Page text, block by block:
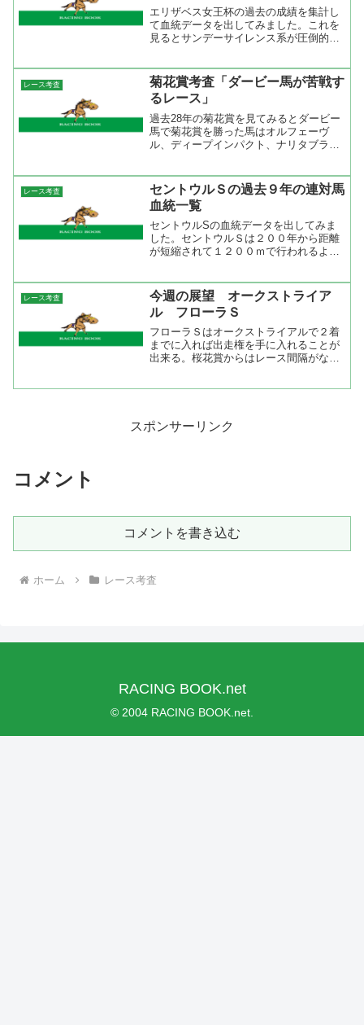
エリザベス女王杯の過去の成績を集計し
て血統データを出してみました。これを
見るとサンデーサイレンス系が圧倒的に
サイレンス系の次に成績がいいのが
NorthernDancer...
レース考査
菊花賞考査「ダービー馬が苦戦す
るレース」
過去28年の菊花賞を見てみるとダービー
馬で菊花賞を勝った馬はオルフェーヴ
ル、ディープインパクト、ナリタブライ
マ3秒以上の差を付けて楽勝だったこ
と。2冠馬でダービーに挑...
レース考査
セントウルＳの過去９年の連対馬
血統一覧
セントウルSの血統データを出してみま
した。セントウルＳは２００年から距離
が短縮されて１２００ｍで行われるよう
６年中京開催を除く８年、連対馬血統一
覧は２００６年の中京開催...
レース考査
今週の展望 オークストライア
ル フローラＳ
フローラＳはオークストライアルで２着
までに入れば出走権を手に入れることが
出来る。桜花賞からはレース間隔がない
スポンサーリンク
コメント
コメントを書き込む
ホーム レース考査
RACING BOOK.net
© 2004 RACING BOOK.net.